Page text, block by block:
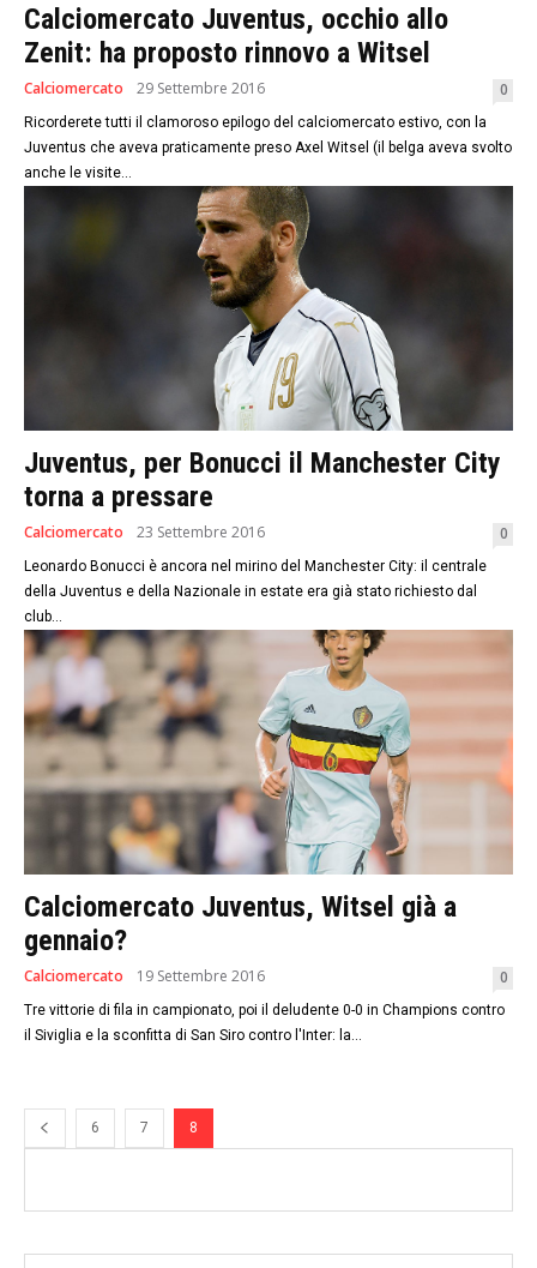
Calciomercato Juventus, occhio allo
Zenit: ha proposto rinnovo a Witsel
Calciomercato 29 Settembre 2016 0
Ricorderete tutti il clamoroso epilogo del calciomercato estivo, con la
Juventus che aveva praticamente preso Axel Witsel (il belga aveva svolto
anche le visite...
Juventus, per Bonucci il Manchester City
torna a pressare
Calciomercato 23 Settembre 2016 0
Leonardo Bonucci è ancora nel mirino del Manchester City: il centrale
della Juventus e della Nazionale in estate era già stato richiesto dal
club...
Calciomercato Juventus, Witsel già a
gennaio?
Calciomercato 19 Settembre 2016 0
Tre vittorie di fila in campionato, poi il deludente 0-0 in Champions contro
il Siviglia e la sconfitta di San Siro contro l'Inter: la...
6 7 8